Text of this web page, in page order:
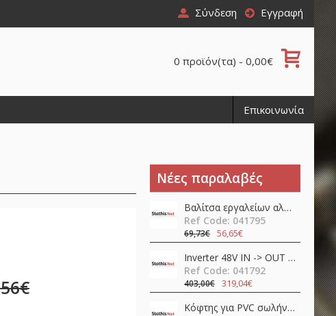
Σύνδεση Εγγραφή
0 προϊόν(τα) - 0,00€
Επικοινωνία
Νέες παραλαβές
Βαλίτσα εργαλείων αλουμινίου 11pcs TS01-P07 QuickFix Toolkit Teslong
Ref Code: 041795
69,73€ 56,65€
Inverter 48V ΙΝ -> OUT 230VAC 400W καθαρού ημιτόνου NTS-750-248EU MEAN WELL
Ref Code: 041792
403,00€ 319,04€
Κόφτης για PVC σωλήνες SR-366 Pro'sKit